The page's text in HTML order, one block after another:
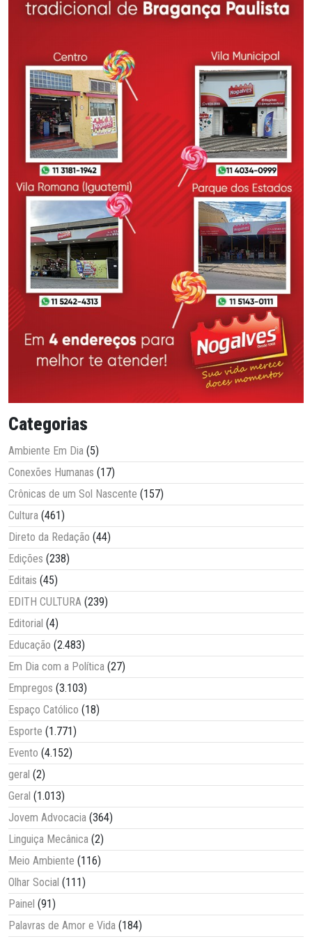
Categorias
Ambiente Em Dia (5)
Conexões Humanas (17)
Crônicas de um Sol Nascente (157)
Cultura (461)
Direto da Redação (44)
Edições (238)
Editais (45)
EDITH CULTURA (239)
Editorial (4)
Educação (2.483)
Em Dia com a Política (27)
Empregos (3.103)
Espaço Católico (18)
Esporte (1.771)
Evento (4.152)
geral (2)
Geral (1.013)
Jovem Advocacia (364)
Linguiça Mecânica (2)
Meio Ambiente (116)
Olhar Social (111)
Painel (91)
Palavras de Amor e Vida (184)